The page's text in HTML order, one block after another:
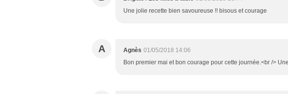
Une jolie recette bien savoureuse !! bisous et courage
A Agnès 01/05/2018 14:06
Bon premier mai et bon courage pour cette journée.<br />